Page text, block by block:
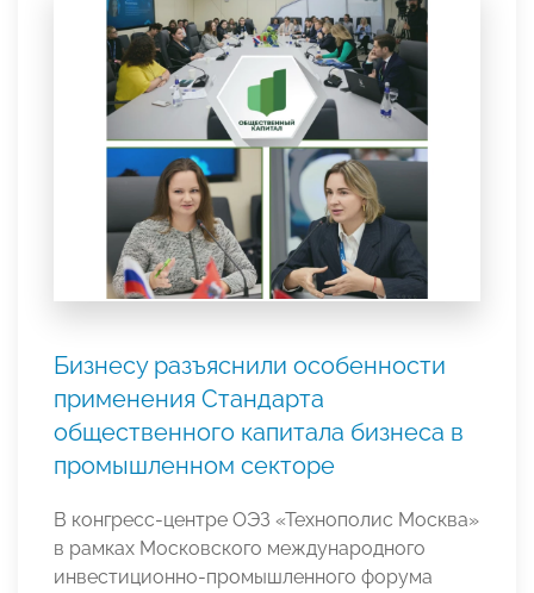
Бизнесу разъяснили особенности
применения Стандарта
общественного капитала бизнеса в
промышленном секторе
В конгресс-центре ОЭЗ «Технополис Москва»
в рамках Московского международного
инвестиционно-промышленного форума